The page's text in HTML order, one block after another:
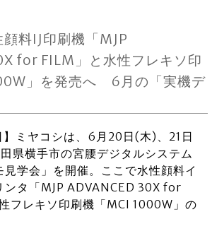
料IJ印刷機「MJP
for FILM」と水性フレキソ印
」を発売へ 6月の「実機デ
】ミヤコシは、6月20日(木)、21日
県横手市の宮腰デジタルシステム
見学会」を開催。ここで水性顔料イ
ンタ「MJP ADVANCED 30X for
フレキソ印刷機「MCI 1000W」の